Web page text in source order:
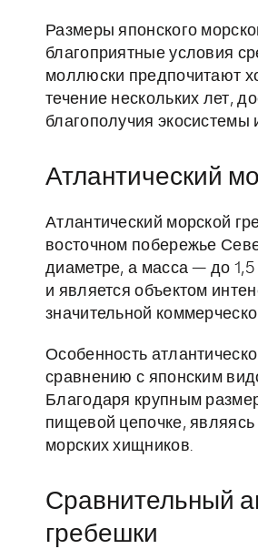
Размеры японского
благоприятные условия
моллюски предпочитают
течение нескольких лет,
благополучия
Атлантический
Атлантический морской
восточном побережье
диаметре, а масса — до
и является объектом
значительной
Особенность
сравнению с японским
Благодаря крупным
пищевой цепочке,
морских хищников.
Сравнительный
гребешки